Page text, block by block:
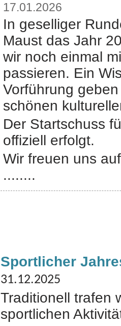
17.01.2026
In geselliger
Maust das Jahr
wir noch einmal
passieren. Ein
Vorführung
schönen
Der Startschuss
offiziell erfolgt.
Wir freuen uns
........
Sportlicher
31.12.2025
Traditionell trafen
sportlichen